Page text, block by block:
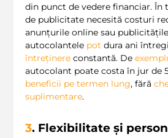
din punct de vedere financiar.
de publicitate necesită costuri
anunțurile online sau
autocolantele pot dura ani
întreținere constantă. De
autocolant poate costa în jur de
beneficii pe termen lung, fără
suplimentare.
3. Flexibilitate și